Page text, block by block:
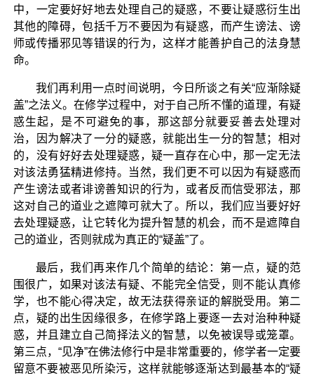
中，一定要好好地去处理自己的疑惑，不要让疑惑衍生出
其他的障碍，包括千万不要因为有疑惑，而产生谤法、谤
师或传播邪见等错误的行为，这样才能善护自己的法身慧
命。
我们再利用一点时间说明，今日所谈之有关“应渐除疑
盖”之法义。在修学过程中，对于自己所不懂的道理，有疑
惑生起，是不可避免的事，那这部分就要妥善去处理对
治，因为解决了一分的疑惑，就能出生一分的智慧；相对
的，没有好好去处理疑惑，疑一直存在心中，那一定无法
对该法勇猛精进修持。当然，我们更不可以因为有疑惑而
产生谤法或者诽谤善知识的行为，或者反而信受邪法，那
这对自己的道业之遮障可就大了。所以，我们应当要好好
去处理疑惑，让它转化为提升智慧的机会，而不是遮障自
己的道业，否则就成为真正的“疑盖”了。
最后，我们再来作几个简单的结论：第一点，疑的范
围很广，如果对该法有疑、不能完全信受，则不能认真修
学，也不能心得决定，故无法获得亲证的解脱受用。第二
点，疑的出生因缘很多，在修学路上要逐一去对治种种疑
惑，并且建立自己简择法义的智慧，以免被误导或笼罩。
第三点，“见净”在佛法修行中是非常重要的，修学者一定要
留意不要被恶见所染污，这样就能够逐渐达到最基本的“疑